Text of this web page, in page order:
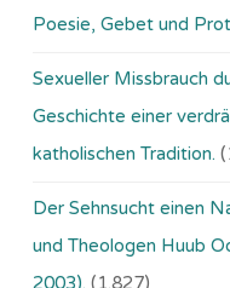
Poesie, Gebet und
Sexueller Missbrauch
Geschichte einer
katholischen Tradition.
Der Sehnsucht einen
und Theologen Huub
2003). (1.827)